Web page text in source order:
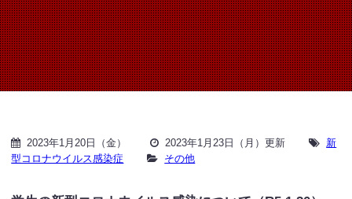
2023年1月20日（金） 2023年1月23日（月）更新
新
型コロナウイルス感染症
その他